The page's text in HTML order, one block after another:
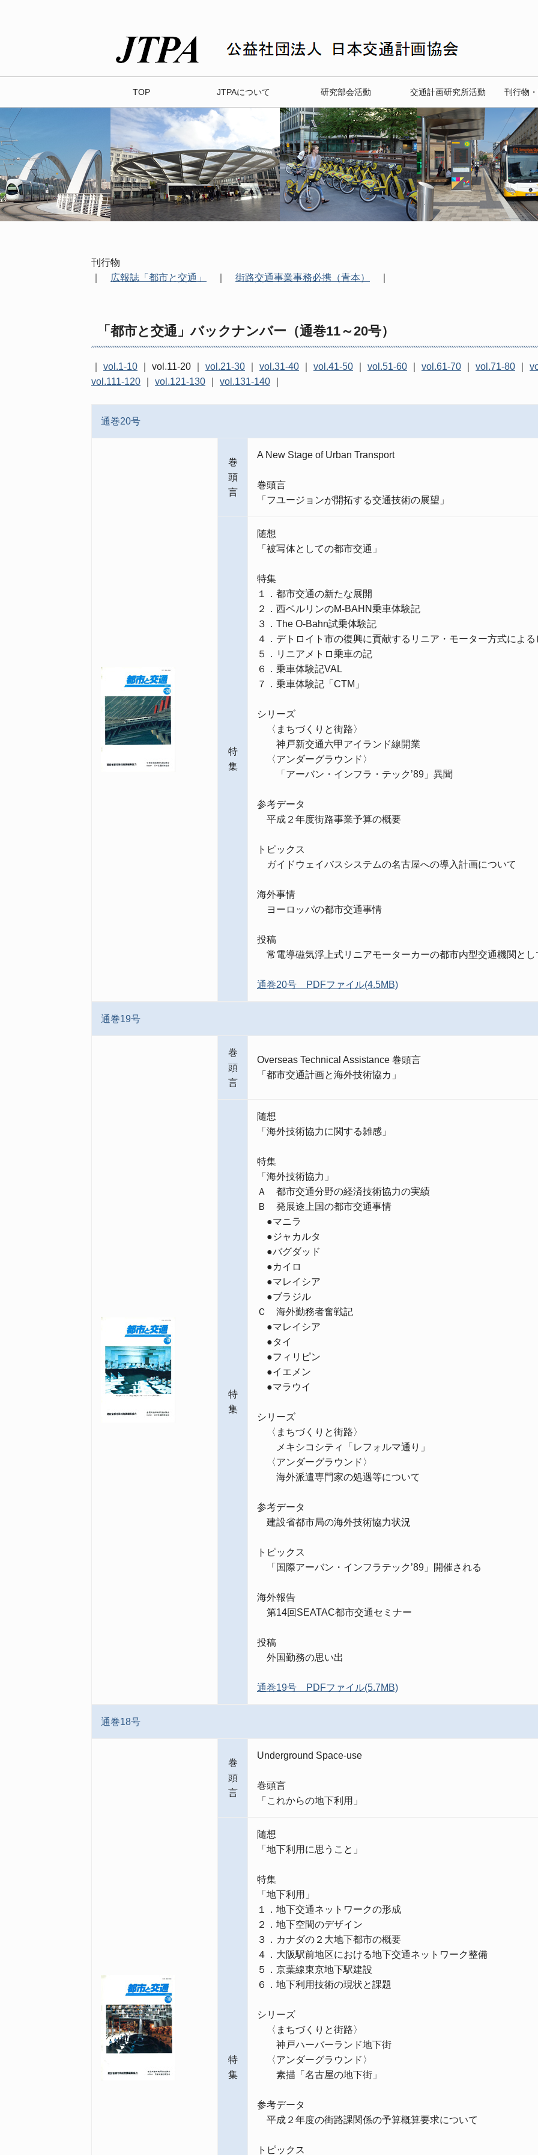
TOP JTPAについて 研究部会活動 交通計画研究所活動 刊行物
刊行物
広報誌「都市と交通」 街路交通事業事務必携（青本）
「都市と交通」バックナンバー（通巻11～20号）
vol.1-10 vol.11-20 vol.21-30 vol.31-40 vol.41-50 vol.51-60 vol.61-70 vol.71-80
vol.111-120
vol.121-130 vol.131-140
通巻20号
巻
頭
言
A New Stage of Urban Transport
巻頭言
「フユージョンが開拓する交通技術の展望」
特
集
随想
「被写体としての都市交通」
特集
１．都市交通の新たな展開
２．西ベルリンのM-BAHN乗車体験記
３． The O-Bahn試乗体験記
４．デトロイト市の復興に貢献するリニア・モーター方式によ
５．リニアメトロ乗車の記
６．乗車体験記VAL
７．乗車体験記「 CTM 」
シリーズ
〈まちづくりと街路〉
神戸新交通六甲アイランド線開業
〈アンダーグラウンド〉
「アーバン・インフラ・テック’89 」異聞
参考データ
平成２年度街路事業予算の概要
トピックス
ガイドウェイバスシステムの名古屋への導入計画について
海外事情
ヨーロッパの都市交通事情
投稿
常電導磁気浮上式リニアモーターカーの都市内型交通機関とし
通巻20号 PDFファイル(4.5MB)
通巻19号
巻
頭
言
Overseas Technical Assistance 巻頭言
「都市交通計画と海外技術協カ」
特
集
随想
「海外技術協力に関する雑感」
特集
「海外技術協力」
Ａ 都市交通分野の経済技術協力の実績
Ｂ 発展途上国の都市交通事情
●マニラ
●ジャカルタ
●バグダッド
●カイロ
●マレイシア
●ブラジル
Ｃ 海外勤務者奮戦記
●マレイシア
●タイ
●フィリピン
●イエメン
●マラウイ
シリーズ
〈まちづくりと街路〉
メキシコシティ「レフォルマ通り」
〈アンダーグラウンド〉
海外派遣専門家の処遇等について
参考データ
建設省都市局の海外技術協力状況
トピックス
「国際アーバン・インフラテック’89 」開催される
海外報告
第14回 SEATAC都市交通セミナー
投稿
外国勤務の思い出
通巻19号 PDFファイル(5.7MB)
通巻18号
巻
頭
言
Underground Space-use
巻頭言
「これからの地下利用」
特
集
随想
「地下利用に思うこと」
特集
「地下利用」
１．地下交通ネットワークの形成
２．地下空間のデザイン
３．カナダの２大地下都市の概要
４．大阪駅前地区における地下交通ネットワーク整備
５．京葉線東京地下駅建設
６．地下利用技術の現状と課題
シリーズ
〈まちづくりと街路〉
神戸ハーバーランド地下街
〈アンダーグラウンド〉
素描「名古屋の地下街」
参考データ
平成２年度の街路課関係の予算概算要求について
トピックス